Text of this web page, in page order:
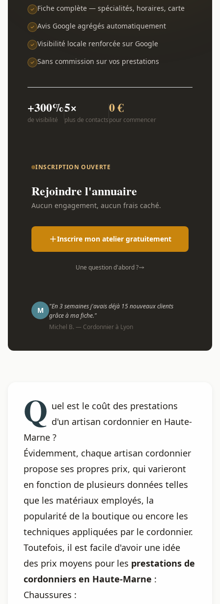
Fiche complète — spécialités, horaires, carte
Avis Google agrégés automatiquement
Visibilité locale renforcée sur Google
Sans commission sur vos prestations
+300%
de visibilité
5×
plus de contacts
0 €
pour commencer
INSCRIPTION OUVERTE
Rejoindre l'annuaire
Aucun engagement, aucun frais caché.
Inscrire mon atelier gratuitement
Une question d'abord ?
M
"En 3 semaines j'avais déjà 15 nouveaux clients
grâce à ma fiche."
Michel B. — Cordonnier à Lyon
Q uel est le coût des prestations
d'un artisan cordonnier en Haute-
Marne ?
Évidemment, chaque artisan cordonnier
propose ses propres prix, qui varieront
en fonction de plusieurs données telles
que les matériaux employés, la
popularité de la boutique ou encore les
techniques appliquées par le cordonnier.
Toutefois, il est facile d'avoir une idée
des prix moyens pour les prestations de
cordonniers en Haute-Marne :
Chaussures :